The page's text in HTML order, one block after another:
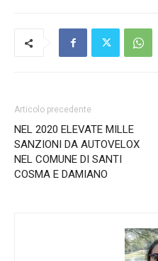
Articolo precedente
NEL 2020 ELEVATE MILLE
SANZIONI DA AUTOVELOX
NEL COMUNE DI SANTI
COSMA E DAMIANO